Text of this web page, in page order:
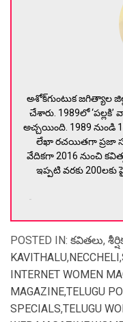
అశోక్‌గుంటుక జగిత్యాల
చేశారు. 1989లో
అచ్చయింది. 1989 నుండి
లేఖా రచయితగా ప్రజా
వేదికగా 2016 నుంచి
ఇప్పటి వరకు
-
POSTED IN: కవితలు,
KAVITHALU,NECCHELI ,
INTERNET WOMEN
MAGAZINE,TELUGU
SPECIALS,TELUGU